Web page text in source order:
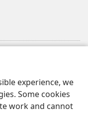
experience, we
Some cookies
work and cannot